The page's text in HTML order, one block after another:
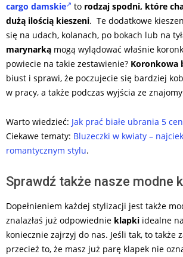
cargo damskie
to rodzaj spodni, które
dużą ilością kieszeni. Te dodatkowe
się na udach, kolanach, po bokach lub na
marynarką mogą wylądować właśnie
powiecie na takie zestawienie? Koronkowa
biust i sprawi, że poczujecie się bardziej
w pracy, a także podczas wyjścia ze
Warto wiedzieć: Jak prać białe ubrania 5
Ciekawe tematy: Bluzeczki w kwiaty –
romantycznym stylu.
Sprawdź także nasze modne
Dopełnieniem każdej stylizacji jest także
znalazłaś już odpowiednie klapki idealne
koniecznie zajrzyj do nas. Jeśli tak, to także
przecież to, że masz już parę klapek nie